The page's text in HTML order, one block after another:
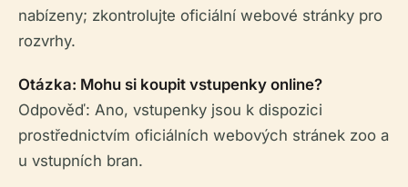
nabízeny; zkontrolujte oficiální webové stránky pro
rozvrhy.
Otázka: Mohu si koupit vstupenky online?
Odpověď: Ano, vstupenky jsou k dispozici
prostřednictvím oficiálních webových stránek zoo a
u vstupních bran.